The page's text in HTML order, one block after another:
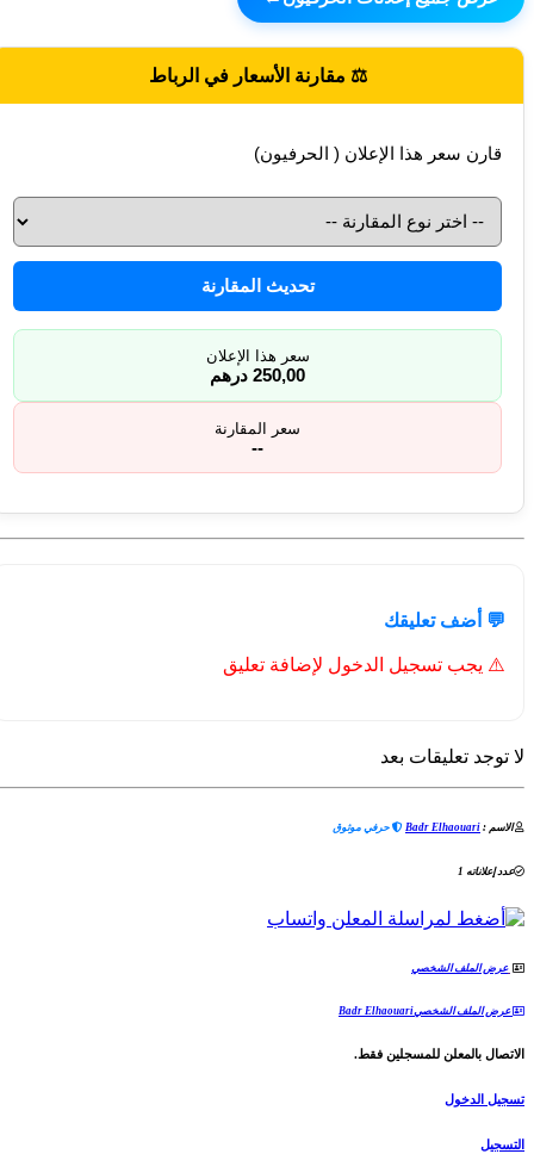
⚖️ مقارنة الأسعار في الرباط
قارن سعر هذا الإعلان ( الحرفيون)
تحديث المقارنة
سعر هذا الإعلان
250,00 درهم
سعر المقارنة
--
💬 أضف تعليقك
⚠️ يجب تسجيل الدخول لإضافة تعليق
لا توجد تعليقات بعد
الاسم : Badr Elhaouari حرفي موثوق
عدد إعلاناته 1
عرض الملف الشخصي
عرض الملف الشخصيBadr Elhaouari
الاتصال بالمعلن للمسجلين فقط.
تسجيل الدخول
التسجيل